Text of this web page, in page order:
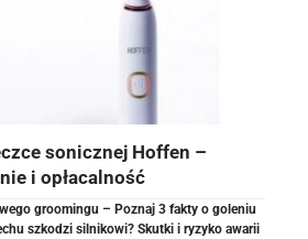
sonicznej Hoffen –
i opłacalność
groomingu – Poznaj 3 fakty o goleniu
szkodzi silnikowi? Skutki i ryzyko awarii